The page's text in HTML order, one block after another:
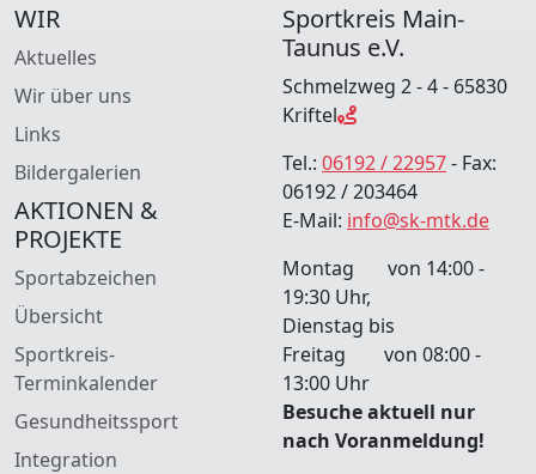
WIR
Aktuelles
Wir über uns
Links
Bildergalerien
AKTIONEN &
PROJEKTE
Sportabzeichen
Übersicht
Sportkreis-
Terminkalender
Gesundheitssport
Integration
Sportkreis Main-
Taunus e.V.
Schmelzweg 2 - 4 - 65830
Kriftel
Tel.: 06192 / 22957- Fax:
06192 / 203464
E-Mail: info@sk-mtk.de
Montag von 14:00 -
19:30 Uhr,
Dienstag bis
Freitag von 08:00 -
13:00 Uhr
Besuche aktuell nur
nach Voranmeldung!